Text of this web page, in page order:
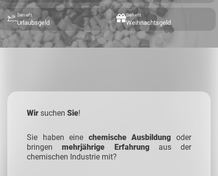
Benefit
Urlaubsgeld
Benefit
Weihnachtsgeld
Wir suchen Sie!
Sie haben eine chemische Ausbildung oder
bringenmehrjährige Erfahrungaus der
chemischen Industrie mit?